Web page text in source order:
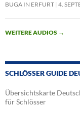
BUGA IN ERFURT 4.
WEITERE AUDIOS →
SCHLÖSSER GUIDE
Übersichtskarte
für Schlösser